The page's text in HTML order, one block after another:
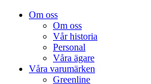
Om oss
Om oss
Vår historia
Personal
Våra ägare
Våra varumärken
Greenline